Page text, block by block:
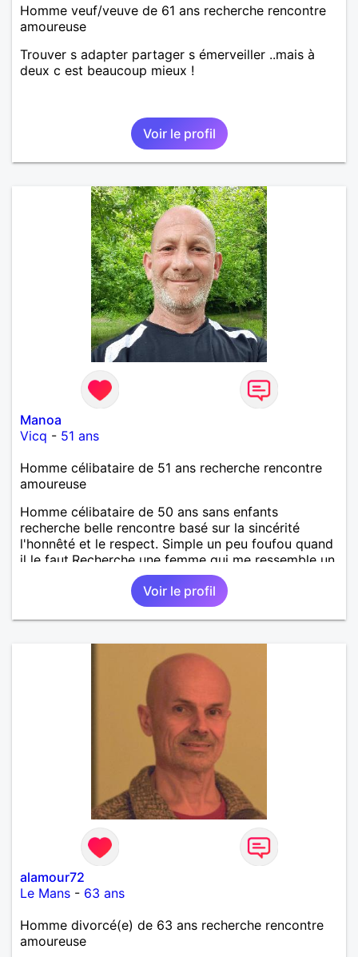
Homme veuf/veuve de 61 ans recherche rencontre
amoureuse
Trouver s adapter partager s émerveiller ..mais à
deux c est beaucoup mieux !
Voir le profil
Manoa
Vicq - 51 ans
Homme célibataire de 51 ans recherche rencontre
amoureuse
Homme célibataire de 50 ans sans enfants
recherche belle rencontre basé sur la sincérité
l'honnêté et le respect. Simple un peu foufou quand
il le faut.Recherche une femme qui me ressemble un
peu.Sur Valenciennes.
Voir le profil
alamour72
Le Mans - 63 ans
Homme divorcé(e) de 63 ans recherche rencontre
amoureuse